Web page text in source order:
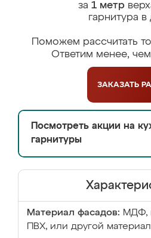
за 1 метр
гарнитура в
Поможем рассчитать
Ответим менее,
ЗАКАЗАТЬ
Посмотреть акции на
гарнитуры
Материал фасадов: МДФ,
ПВХ, или другой